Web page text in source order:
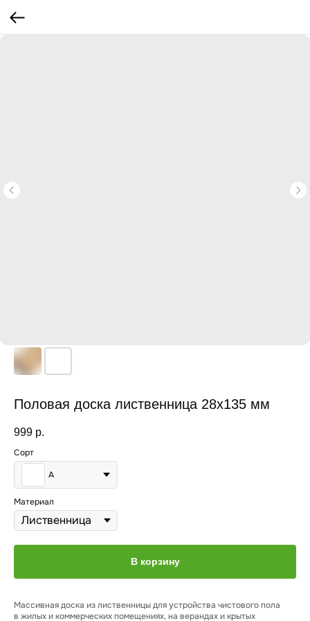
Половая доска лиственница 28х135 мм
999 р.
Сорт
A
Материал
В корзину
Массивная доска из лиственницы для устройства чистового пола
в жилых и коммерческих помещениях, на верандах и крытых